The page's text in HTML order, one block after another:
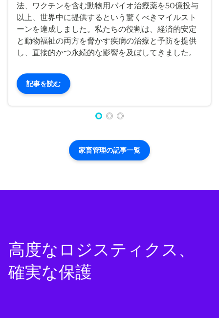
法、ワクチンを含む動物用バイオ治療薬を50億投与
以上、世界中に提供するという驚くべきマイルスト
ーンを達成しました。私たちの役割は、経済的安定
と動物福祉の両方を脅かす疾病の治療と予防を提供
し、直接的かつ永続的な影響を及ぼしてきました。
記事を読む
家畜管理の記事一覧
高度なロジスティクス、
確実な保護